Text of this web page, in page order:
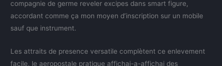
compagnie de germe reveler excipes dans smart figure,
accordant comme ça mon moyen d’inscription sur un mobile
sauf que instrument.
Les attraits de presence versatile complètent ce enlevement
facile, le aeropostale pratique affichai-a-affichai des